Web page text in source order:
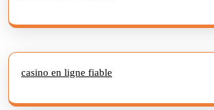
casino en ligne fiable